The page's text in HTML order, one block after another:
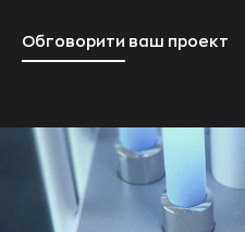
Обговорити ваш проект